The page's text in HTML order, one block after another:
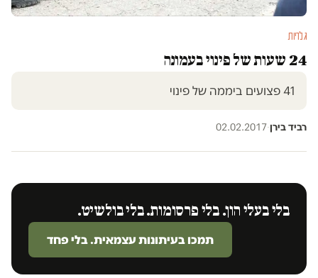
גלריות
24 שעות של פינוי בעמונה
41 פצועים ביממה של פינוי
רביד בירן·
02.02.2017
בלי בעלי הון. בלי פרסומות. בלי בולשיט.
תמכו בעיתונות עצמאית. בלי פחד